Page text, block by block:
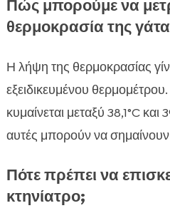
Πώς μπορούμε να
θερμοκρασία της
Η λήψη της θερμοκρασίας
εξειδικευμένου
κυμαίνεται μεταξύ 38,1°C
αυτές μπορούν να
Πότε πρέπει να
κτηνίατρο;